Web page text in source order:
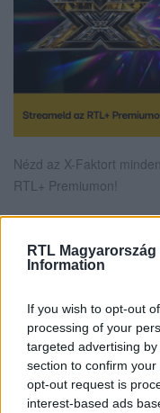
RTL Magyarország
Information
If you wish to opt-out
processing of your
targeted advertising
section to confirm
opt-out request is
interest-based ads
Nézd az X-Faktort
RTL+ Premiumon!
Itt állítsd be,